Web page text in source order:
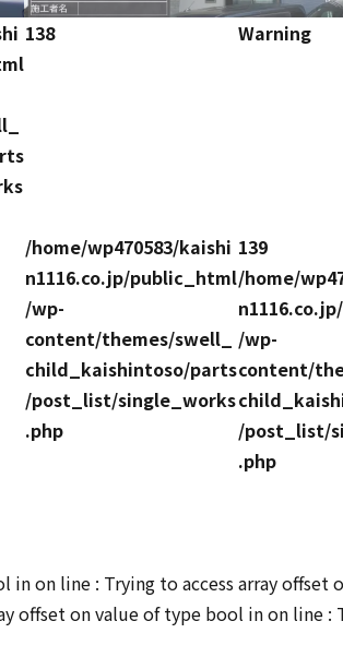
138 Warning
/home/wp470583/kaishi
n1116.co.jp/public_html
/wp-
content/themes/swell_
child_kaishintoso/parts
/post_list/single_works
.php
139
/home/
/wp-
content/
/post_list/
.php
inon line : Trying to access array
offset on value of type bool inon line :